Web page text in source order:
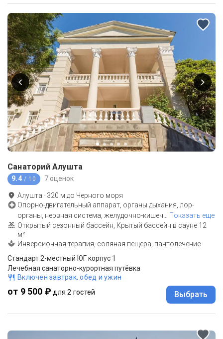
Санаторий Алушта
9.4 / 10 7 оценок
Алушта · 320 м до Черного моря
Опорно-двигательный аппарат, органы дыхания, лор-
органы, нервная система, желудочно-кишеч
Показать еще
Открытый сезонный бассейн, Крытый бассейн в сауне 12
м²
Инверсионная терапия, соляная пещера, пантолечение
Стандарт 2-местный ЮГ корпус 1
Лечебная санаторно-курортная путёвка
Включен завтрак, обед и ужин
от 9 500 ₽ для 2 гостей Выбрать